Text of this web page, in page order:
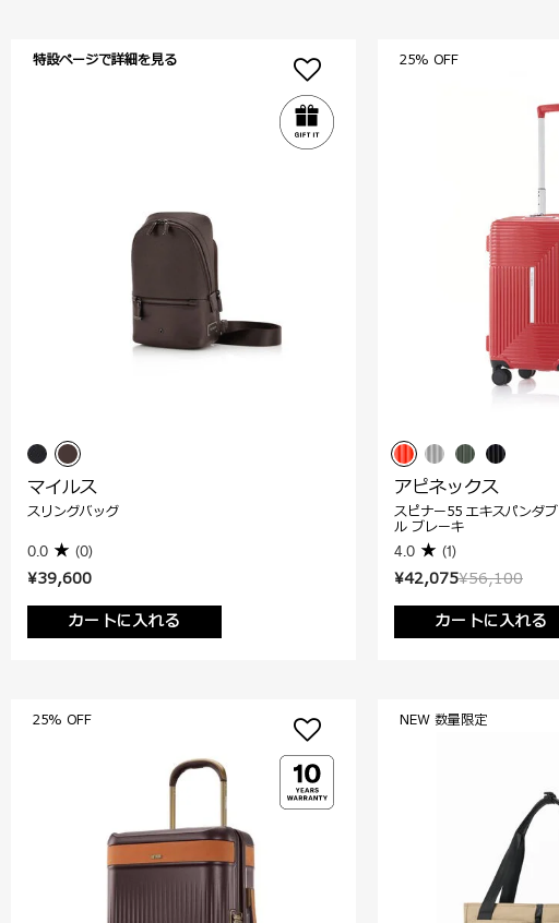
¥39,600
カートに入れる
特設ページで詳細を見る
マイルス
スリングバッグ
0.0 (0)
¥56,100
¥42,075
カートに入れる
25% OFF
アピネックス
スピナー55 エキスパンダブ
ル ブレーキ
4.0 (1)
25% OFF NEW 数量限定